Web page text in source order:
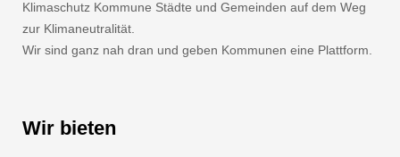
Klimaschutz Kommune Städte und Gemeinden auf dem Weg
zur Klimaneutralität.
Wir sind ganz nah dran und geben Kommunen eine Plattform.
Wir bieten